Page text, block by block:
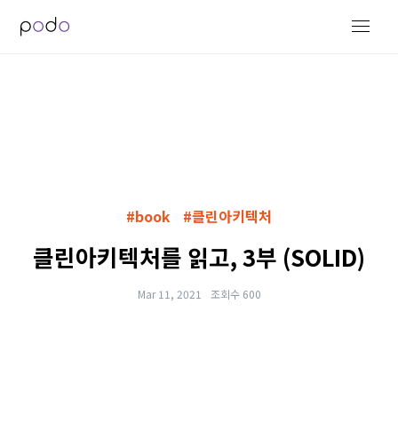
#book #클린아키텍처
클린아키텍처를 읽고, 3부 (SOLID)
Mar 11, 2021 조회수 600